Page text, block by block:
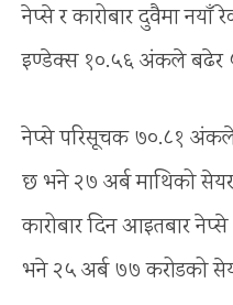
नेप्से र कारोबार दुवैमा नयाँ
इण्डेक्स १०.५६ अंकले बढेर
नेप्से परिसूचक ७०.८१ अंकले
छ भने २७ अर्ब माथिको
कारोबार दिन आइतबार
भने २५ अर्ब ७७ करोडको